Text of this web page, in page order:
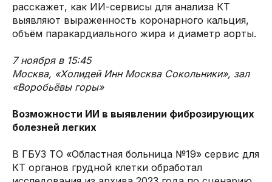
расскажет, как ИИ-сервисы для анализа КТ
выявляют выраженность коронарного кальция,
объём паракардиального жира и диаметр аорты.
7 ноября в 15:45
Москва, «Холидей Инн Москва Сокольники», зал
«Воробьёвы горы»
Возможности ИИ в выявлении фиброзирующих
болезней легких
В ГБУЗ ТО «Областная больница №19» сервис для
КТ органов грудной клетки обработал